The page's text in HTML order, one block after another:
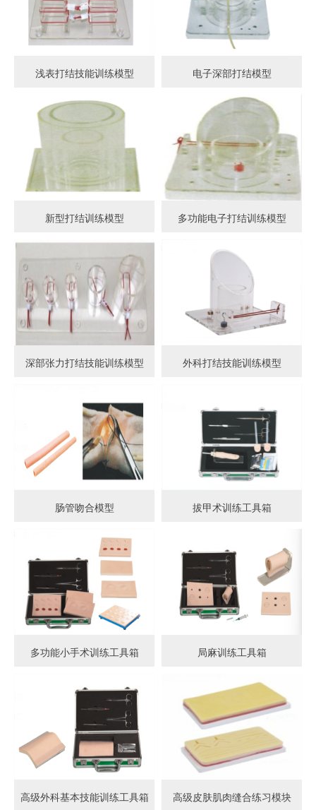
浅表打结技能训练模型 电子深部打结模型
新型打结训练模型 多功能电子打结训练模型
深部张力打结技能训练模型 外科打结技能训练模型
肠管吻合模型 拔甲术训练工具箱
多功能小手术训练工具箱 局麻训练工具箱
高级外科基本技能训练工具箱 高级皮肤肌肉缝合练习模块